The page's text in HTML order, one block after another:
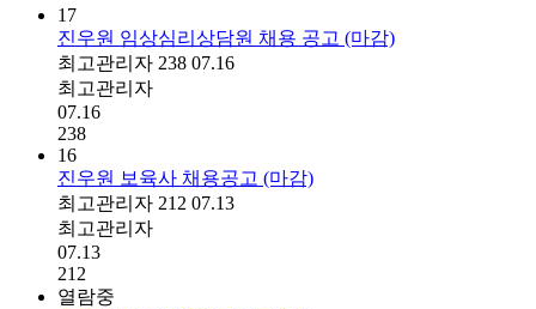
17
진우원 임상심리상담원 채용 공고 (마감)
최고관리자 238 07.16
최고관리자
07.16
238
16
진우원 보육사 채용공고 (마감)
최고관리자 212 07.13
최고관리자
07.13
212
열람중